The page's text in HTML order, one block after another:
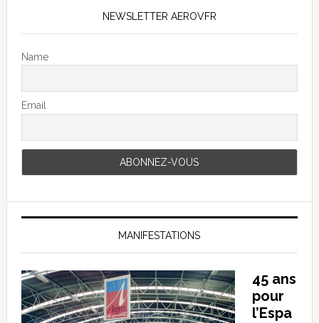
NEWSLETTER AEROVFR
Name
Email
MANIFESTATIONS
45 ans
pour
l’Espa